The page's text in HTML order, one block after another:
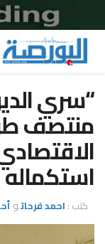
“سري
منتصف
استكماله
كتب : احمد فرحاتو